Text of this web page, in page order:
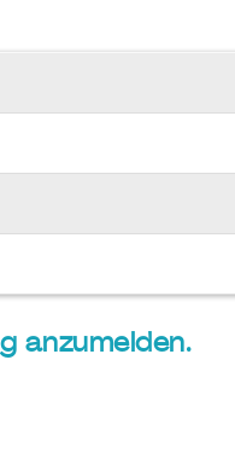
anzumelden.